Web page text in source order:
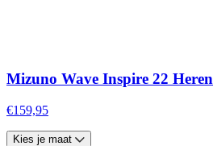
Mizuno Wave Inspire 22 Heren
€159,95
Kies je maat